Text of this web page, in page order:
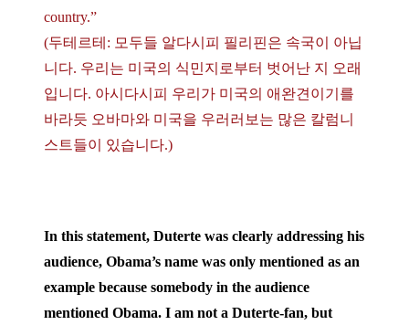
country.”
(두테르테: 모두들 알다시피 필리핀은 속국이 아닙
니다. 우리는 미국의 식민지로부터 벗어난 지 오래
입니다. 아시다시피 우리가 미국의 애완견이기를
바라듯 오바마와 미국을 우러러보는 많은 칼럼니
스트들이 있습니다.)
In this statement, Duterte was clearly addressing his
audience, Obama’s name was only mentioned as an
example because somebody in the audience
mentioned Obama. I am not a Duterte-fan, but